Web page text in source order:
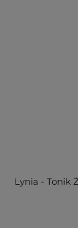
Lynia - Tonik